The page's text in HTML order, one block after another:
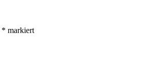
* markiert